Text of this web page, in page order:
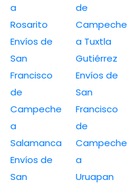
a
Rosarito
Envíos de
San
Francisco
de
Campeche
a
Salamanca
Envíos de
San
de
Campeche
a Tuxtla
Gutiérrez
Envíos de
San
Francisco
de
Campeche
a
Uruapan